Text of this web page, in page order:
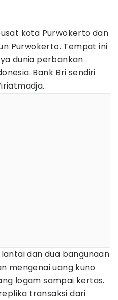
kota Purwokerto dan
Purwokerto. Tempat ini
dunia perbankan
Bank Bri sendiri
dan dua bangunaan
mengenai uang kuno
logam sampai kertas.
transaksi dari